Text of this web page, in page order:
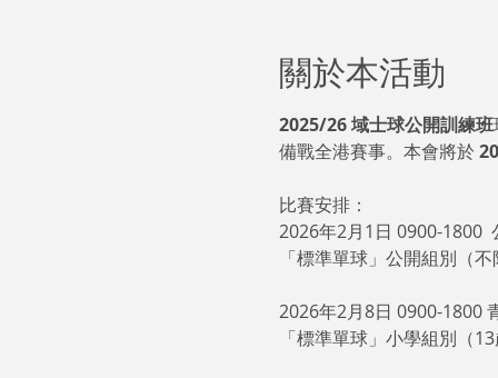
關於本活動
2025/26 域士球公開訓練班
備戰全港賽事。本會將於
比賽安排：
2026年2月1日 0900-1800
「標準單球」公開組別（
2026年2月8日 0900-1800
「標準單球」小學組別（